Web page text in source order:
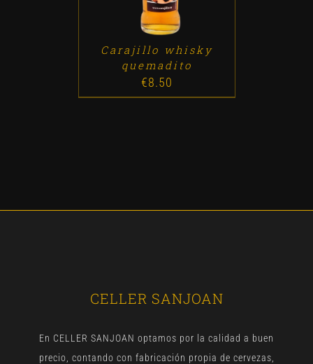
Carajillo whisky
quemadito
€8.50
CELLER SANJOAN
En CELLER SANJOAN optamos por la calidad a buen
precio, contando con fabricación propia de cervezas,